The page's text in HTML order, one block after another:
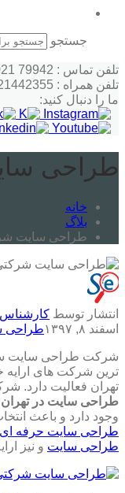
جستجو
تلفن تماس : 79942 021 - 2222120 021
تلفن همراه : 09121442355
ما را دنبال کنید:
طراحی
خانه
بلاگ
طراحی سایت
انتشار توسط کارشناس
اسفند ۸, ۱۳۹۷
طراحی
شرکت طراحی سایت سئو
ترین شرکت های
تهران فعالیت دارد.
طراحی سایت در تهران
وجود دارد و باعث
طراحی سایت حرفه ای
طراحی سایت و نیز